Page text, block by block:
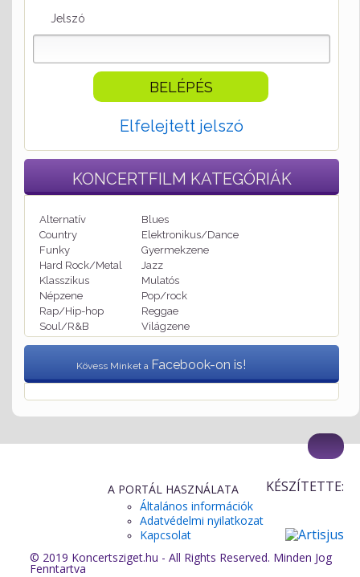
Jelszó
Elfelejtett jelszó
KONCERTFILM KATEGÓRIÁK
Alternatív
Blues
Country
Elektronikus/Dance
Funky
Gyermekzene
Hard Rock/Metal
Jazz
Klasszikus
Mulatós
Népzene
Pop/rock
Rap/Hip-hop
Reggae
Soul/R&B
Világzene
Kövess Minket a Facebook-on is!
© 2019 Koncertsziget.hu - All Rights Reserved. Minden Jog
Fenntartva
A PORTÁL HASZNÁLATA
Általános információk
Adatvédelmi nyilatkozat
Kapcsolat
KÉSZÍTETTE: